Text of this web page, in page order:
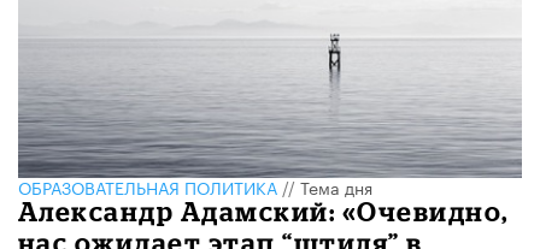
ОБРАЗОВАТЕЛЬНАЯ ПОЛИТИКА//Тема дня
Александр Адамский: «Очевидно,
нас ожидает этап “штиля” в